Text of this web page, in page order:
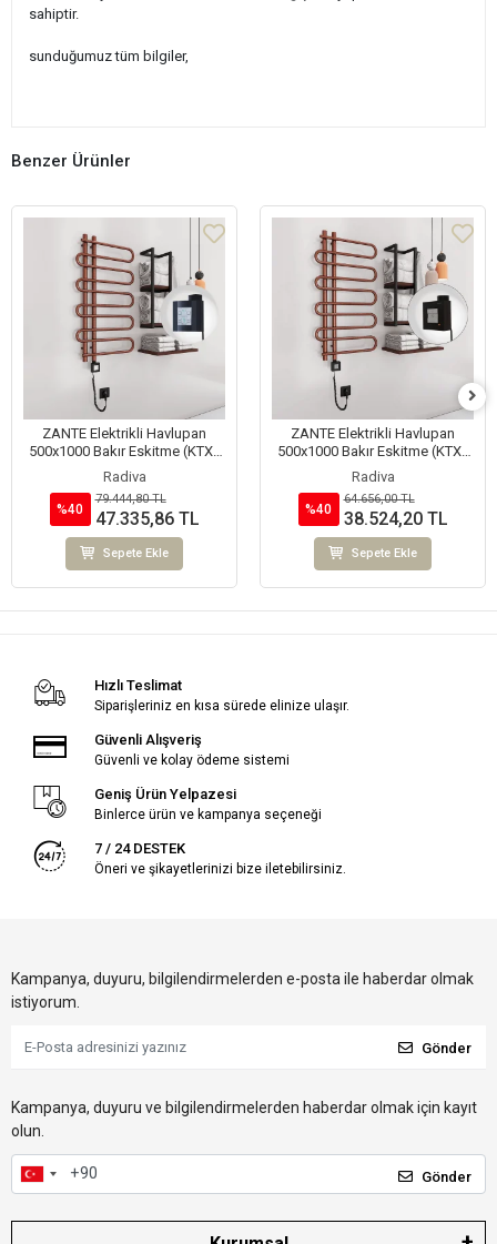
sahiptir.
sunduğumuz tüm bilgiler,
Benzer Ürünler
ZANTE Elektrikli Havlupan
500x1000 Bakır Eskitme (KTX4
Termostat) 200W Spiral Kablolu
Radiva
%40
79.444,80 TL
47.335,86 TL
Sepete Ekle
ZANTE Elektrikli Havlupan
500x1000 Bakır Eskitme (KTX1
Termostat) 200W Spiral Kablolu
Radiva
%40
64.656,00 TL
38.524,20 TL
Sepete Ekle
Hızlı Teslimat
Siparişleriniz en kısa sürede elinize ulaşır.
Güvenli Alışveriş
Güvenli ve kolay ödeme sistemi
Geniş Ürün Yelpazesi
Binlerce ürün ve kampanya seçeneği
7 / 24 DESTEK
Öneri ve şikayetlerinizi bize iletebilirsiniz.
Kampanya, duyuru, bilgilendirmelerden e-posta ile haberdar olmak
istiyorum.
Gönder
Kampanya, duyuru ve bilgilendirmelerden haberdar olmak için kayıt
olun.
Gönder